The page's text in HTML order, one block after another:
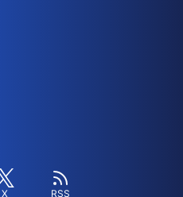
X RSS